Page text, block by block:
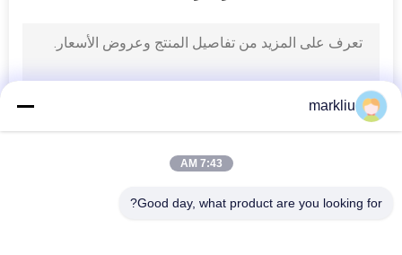
markliu
7:43 AM
Good day, what product are you looking for?